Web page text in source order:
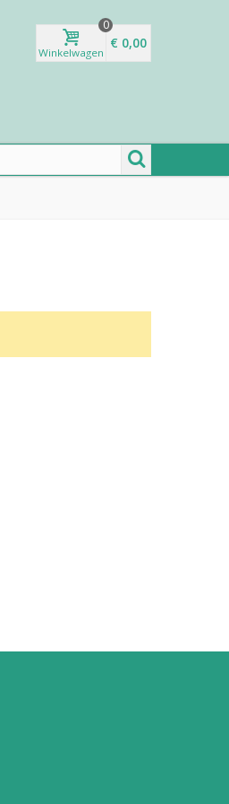
Winkelwagen
0
€ 0,00